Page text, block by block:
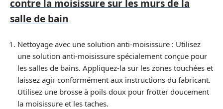
contre la moisissure sur les murs de la
salle de bain
Nettoyage avec une solution anti-moisissure : Utilisez
une solution anti-moisissure spécialement conçue pour
les salles de bains. Appliquez-la sur les zones touchées et
laissez agir conformément aux instructions du fabricant.
Utilisez une brosse à poils doux pour frotter doucement
la moisissure et les taches.